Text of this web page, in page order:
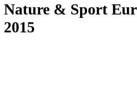
Nature & Sport
2015